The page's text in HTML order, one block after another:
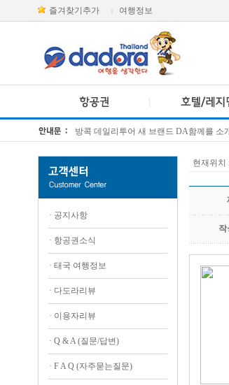
즐겨찾기추가 여행정보
방콕 데일리투어 새 브랜드 DA함께를 소
· 공지사항
· 항공권소식
· 태국 여행정보
· 다도라리뷰
· 이용자리뷰
· Q & A (질문/답변)
· F A Q (자주묻는질문)
현재위치
작